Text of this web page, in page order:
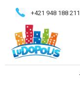
+421 948 188 211